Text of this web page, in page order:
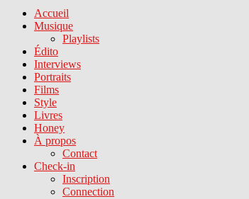
Accueil
Musique
Playlists
Édito
Interviews
Portraits
Films
Style
Livres
Honey
À propos
Contact
Check-in
Inscription
Connection